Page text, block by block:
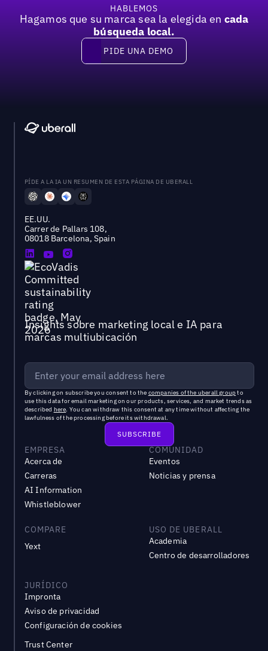
HABLEMOS
Hagamos que su marca sea la elegida en cada
búsqueda local.
Pide una demo
PIDE UNA DEMO
PÍDE A LA IA UN RESUMEN DE ESTA PÁGINA DE UBERALL
EE.UU.
Carrer de Pallars 108,
08018 Barcelona, Spain
Insights sobre marketing local e IA para
marcas multiubicación
By clicking on subscribe you consent to the companies of the uberall groupto
use this data for email marketing on our products, services, and market trends as
described here. You can withdraw this consent at any time without affecting the
lawfulness of the processing before its withdrawal.
EMPRESA
Acerca de
Carreras
AI Information
Whistleblower
COMUNIDAD
Eventos
Noticias y prensa
COMPARE
Yext
USO DE UBERALL
Academia
Centro de desarrolladores
JURÍDICO
Impronta
Aviso de privacidad
Configuración de cookies
Trust Center